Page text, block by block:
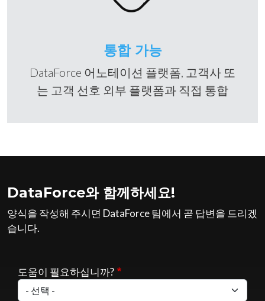
통합 가능
DataForce 어노테이션 플랫폼, 고객사 또
는 고객 선호 외부 플랫폼과 직접 통합
DataForce와 함께하세요!
양식을 작성해 주시면 DataForce 팀에서 곧 답변을 드리겠
습니다.
도움이 필요하십니까?